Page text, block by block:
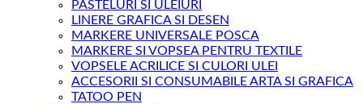
PASTELURI SI ULEIURI
LINERE GRAFICA SI DESEN
MARKERE UNIVERSALE POSCA
MARKERE SI VOPSEA PENTRU TEXTILE
VOPSELE ACRILICE SI CULORI ULEI
ACCESORII SI CONSUMABILE ARTA SI GRAFICA
TATOO PEN